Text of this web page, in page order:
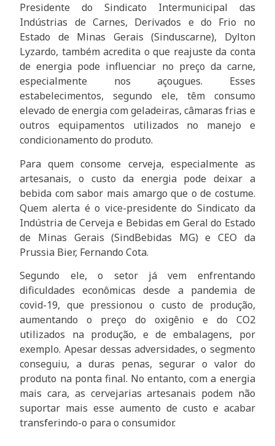
Presidente do Sindicato Intermunicipal das
Indústrias de Carnes, Derivados e do Frio no
Estado de Minas Gerais (Sinduscarne), Dylton
Lyzardo, também acredita o que reajuste da conta
de energia pode influenciar no preço da carne,
especialmente nos açougues. Esses
estabelecimentos, segundo ele, têm consumo
elevado de energia com geladeiras, câmaras frias e
outros equipamentos utilizados no manejo e
condicionamento do produto.
Para quem consome cerveja, especialmente as
artesanais, o custo da energia pode deixar a
bebida com sabor mais amargo que o de costume.
Quem alerta é o vice-presidente do Sindicato da
Indústria de Cerveja e Bebidas em Geral do Estado
de Minas Gerais (SindBebidas MG) e CEO da
Prussia Bier, Fernando Cota.
Segundo ele, o setor já vem enfrentando
dificuldades econômicas desde a pandemia de
covid-19, que pressionou o custo de produção,
aumentando o preço do oxigênio e do CO2
utilizados na produção, e de embalagens, por
exemplo. Apesar dessas adversidades, o segmento
conseguiu, a duras penas, segurar o valor do
produto na ponta final. No entanto, com a energia
mais cara, as cervejarias artesanais podem não
suportar mais esse aumento de custo e acabar
transferindo-o para o consumidor.